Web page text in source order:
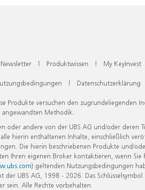
| Produktwissen | My KeyInvest
| Datenschutzerklärung
versuchen den zugrundeliegenden
Methodik.
andere von der UBS AG und/oder deren
hierin enthaltenen Inhalte, einschließlich
Die hierin beschriebenen Produkte und/
Ihren eigenen Broker kontaktieren, wenn Sie
) geltenden Nutzungsbedingungen
UBS AG, 1998 - 2026. Das
sein. Alle Rechte vorbehalten.